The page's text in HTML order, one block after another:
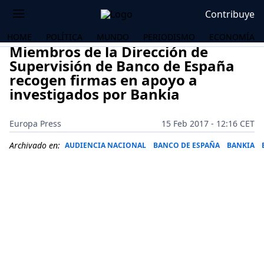
Contribuye
HOME POLÍTICA MUNDO PERIODISMO ECONOMÍA
Miembros de la Dirección de
Supervisión de Banco de España
recogen firmas en apoyo a
investigados por Bankia
Europa Press
15 Feb 2017 - 12:16 CET
Archivado en: AUDIENCIA NACIONAL BANCO DE ESPAÑA BANKIA